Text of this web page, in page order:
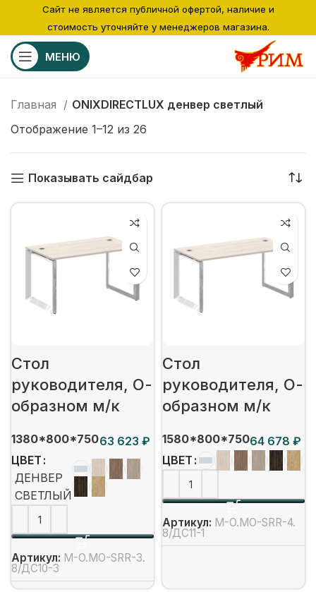
МЕНЮ
Главная
ONIXDIRECTLUX денвер светлый
Отображение 1–12 из 26
Показывать сайдбар
Стол
руководителя, О-
образном м/к
1380*800*750
₽
ЦВЕТ
ДЕНВЕР
СВЕТЛЫЙ
Артикул: M-O.MO-SRR-3.
8/ДС10-3
Стол
руководителя, О-
образном м/к
1580*800*750
₽
ЦВЕТ
Артикул: M-O.MO-SRR-4.
8/ДС11-1
Сайт не является публичной офертой, наличие и
стоимость уточняйте у менеджеров магазина.